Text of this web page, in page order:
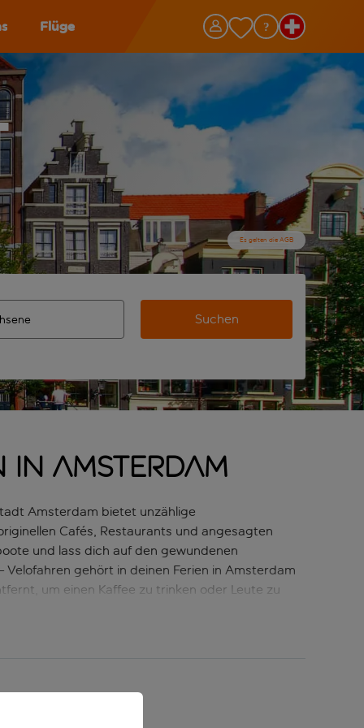
Flüge
Es gelten die AGB
Ergebnisse verfügbar sind, verwende die
Zielflughafen automatisch vervollständigte Ergebnisse
Suchen
Amsterdam
Amsterdam bietet unzählige
Cafés, Restaurants und angesagten
und lass dich auf den gewundenen
gehört in deinen Ferien in Amsterdam
um einen Kaffee zu trinken oder Leute zu